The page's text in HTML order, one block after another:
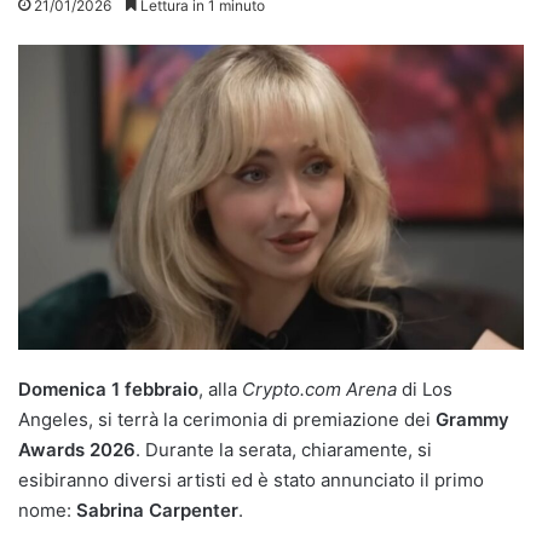
21/01/2026 Lettura in 1 minuto
Domenica 1 febbraio, alla Crypto.com Arena di Los
Angeles, si terrà la cerimonia di premiazione dei Grammy
Awards 2026. Durante la serata, chiaramente, si
esibiranno diversi artisti ed è stato annunciato il primo
nome: Sabrina Carpenter.